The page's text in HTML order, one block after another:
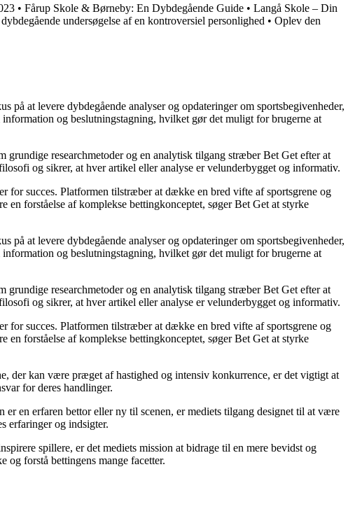
• Fårup Skole & Børneby: En Dybdegående Guide • Langå Skole – Din
undersøgelse af en kontroversiel personlighed • Oplev den
at levere dybdegående analyser og opdateringer om sportsbegivenheder,
og beslutningstagning, hvilket gør det muligt for brugerne at
grundige researchmetoder og en analytisk tilgang stræber Bet Get efter at
og sikrer, at hver artikel eller analyse er velunderbygget og informativ.
for succes. Platformen tilstræber at dække en bred vifte af sportsgrene og
forståelse af komplekse bettingkonceptet, søger Bet Get at styrke
at levere dybdegående analyser og opdateringer om sportsbegivenheder,
og beslutningstagning, hvilket gør det muligt for brugerne at
grundige researchmetoder og en analytisk tilgang stræber Bet Get efter at
og sikrer, at hver artikel eller analyse er velunderbygget og informativ.
for succes. Platformen tilstræber at dække en bred vifte af sportsgrene og
forståelse af komplekse bettingkonceptet, søger Bet Get at styrke
der kan være præget af hastighed og intensiv konkurrence, er det vigtigt at
for deres handlinger.
en erfaren bettor eller ny til scenen, er mediets tilgang designet til at være
erfaringer og indsigter.
spillere, er det mediets mission at bidrage til en mere bevidst og
og forstå bettingens mange facetter.